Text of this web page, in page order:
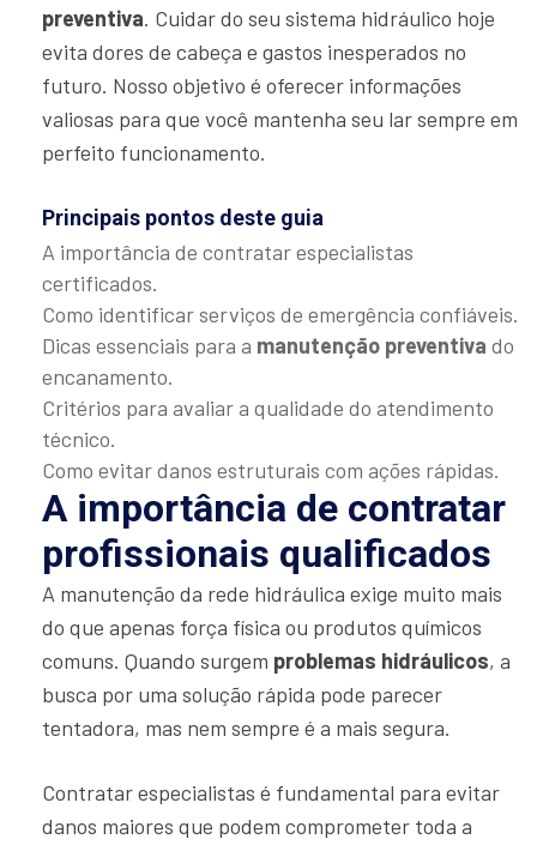
preventiva. Cuidar do seu sistema hidráulico hoje
evita dores de cabeça e gastos inesperados no
futuro. Nosso objetivo é oferecer informações
valiosas para que você mantenha seu lar sempre em
perfeito funcionamento.
Principais pontos deste guia
A importância de contratar especialistas
certificados.
Como identificar serviços de emergência confiáveis.
Dicas essenciais para a manutenção preventiva do
encanamento.
Critérios para avaliar a qualidade do atendimento
técnico.
Como evitar danos estruturais com ações rápidas.
A importância de contratar
profissionais qualificados
A manutenção da rede hidráulica exige muito mais
do que apenas força física ou produtos químicos
comuns. Quando surgem problemas hidráulicos, a
busca por uma solução rápida pode parecer
tentadora, mas nem sempre é a mais segura.
Contratar especialistas é fundamental para evitar
danos maiores que podem comprometer toda a